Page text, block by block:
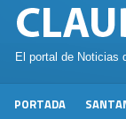
El portal de Noticias
PORTADA